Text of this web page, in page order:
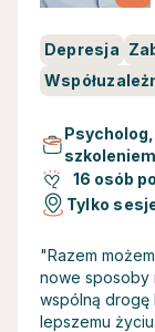
Depresja
szkoleniem
16 osób
Tylko
"Razem
nowe sposoby
wspólną drogę
lepszemu